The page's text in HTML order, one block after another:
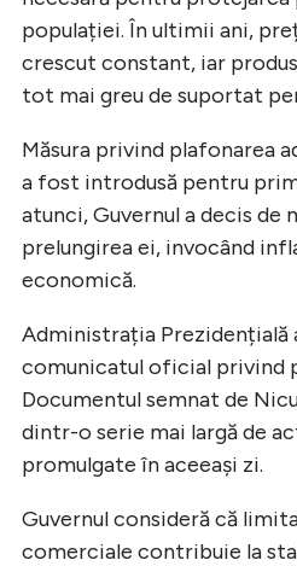
populației. În ultimii ani,
crescut constant, iar
tot mai greu de suportat
Măsura privind plafonarea
a fost introdusă pentru
atunci, Guvernul a decis de
prelungirea ei, invocând
economică.
Administrația Prezidențială
comunicatul oficial privind
Documentul semnat de
dintr-o serie mai largă de
promulgate în aceeași zi.
Guvernul consideră că
comerciale contribuie la